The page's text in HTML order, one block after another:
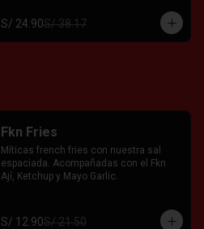
S/ 24.90S/ 38.17
Fkn Fries
Míticas french fries con nuestra sal
espaciada. Acompañadas con el Fkn
Ají, Ketchup y Mayo Garlic.
S/ 12.90S/ 21.50